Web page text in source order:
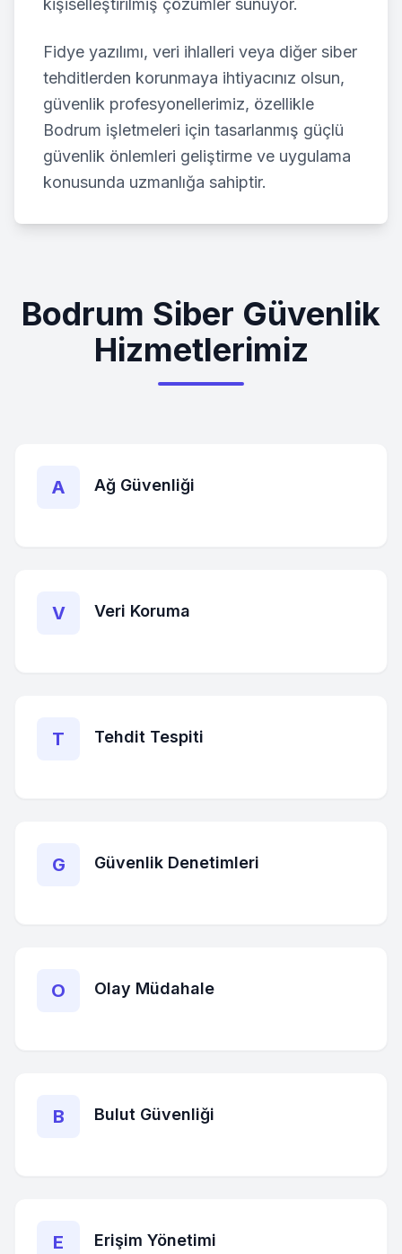
kişiselleştirilmiş çözümler sunuyor.
Fidye yazılımı, veri ihlalleri veya diğer siber
tehditlerden korunmaya ihtiyacınız olsun,
güvenlik profesyonellerimiz, özellikle
Bodrum işletmeleri için tasarlanmış güçlü
güvenlik önlemleri geliştirme ve uygulama
konusunda uzmanlığa sahiptir.
Bodrum Siber Güvenlik
Hizmetlerimiz
A Ağ Güvenliği
V Veri Koruma
T Tehdit Tespiti
G Güvenlik Denetimleri
O Olay Müdahale
B Bulut Güvenliği
E Erişim Yönetimi